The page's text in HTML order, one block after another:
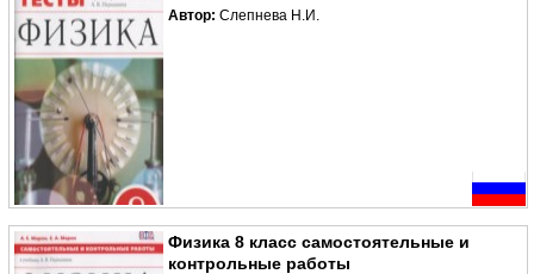
Автор: Слепнева Н.И.
Физика 8 класс самостоятельные и
контрольные работы